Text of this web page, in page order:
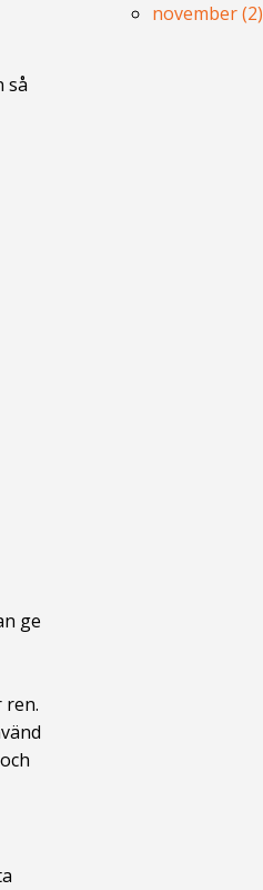
så
ge
ren.
november (2)